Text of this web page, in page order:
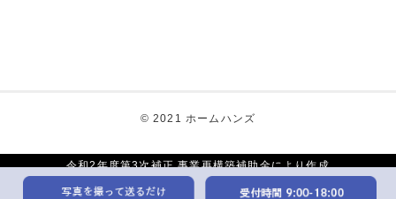
© 2021 ホームハンズ
令和2年度第3次補正 事業再構築補助金により作成